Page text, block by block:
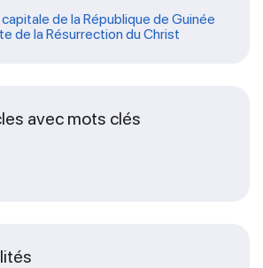
de la République de Guinée
de la Résurrection du Christ
avec mots clés